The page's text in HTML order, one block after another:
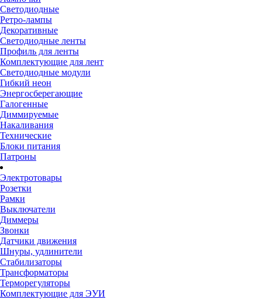
Светодиодные
Ретро-лампы
Декоративные
Светодиодные ленты
Профиль для ленты
Комплектующие для лент
Светодиодные модули
Гибкий неон
Энергосберегающие
Галогенные
Диммируемые
Накаливания
Технические
Блоки питания
Патроны
Электротовары
Розетки
Рамки
Выключатели
Диммеры
Звонки
Датчики движения
Шнуры, удлинители
Стабилизаторы
Трансформаторы
Терморегуляторы
Комплектующие для ЭУИ